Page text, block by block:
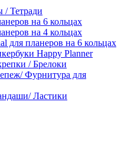
Тетради
на 6 кольцах
на 4 кольцах
для планеров на 6 кольцах
Happy Planner
/ Брелоки
Фурнитура для
Ластики